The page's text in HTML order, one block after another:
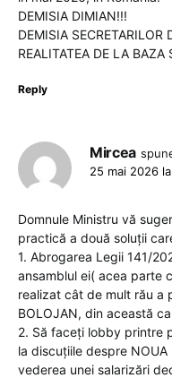
DEMISIA DIMIAN!!!
DEMISIA SECRETARILOR
REALITATEA DE LA BAZA
Reply
Mircea
25 mai 2026
Domnule Ministru vă
practică a două soluții
1. Abrogarea Legii 141/
ansamblul ei( acea parte
realizat cât de mult rău a
BOLOJAN, din această
2. Să faceți lobby printre
la discuțiile despre NOUA
vederea unei salarizări